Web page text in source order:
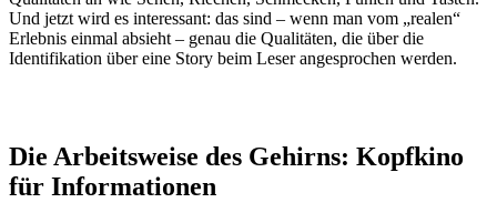
Und jetzt wird es interessant: das sind – wenn man vom „realen“
Erlebnis einmal absieht – genau die Qualitäten, die über die
Identifikation über eine Story beim Leser angesprochen werden.
Die Arbeitsweise des Gehirns: Kopfkino
für Informationen